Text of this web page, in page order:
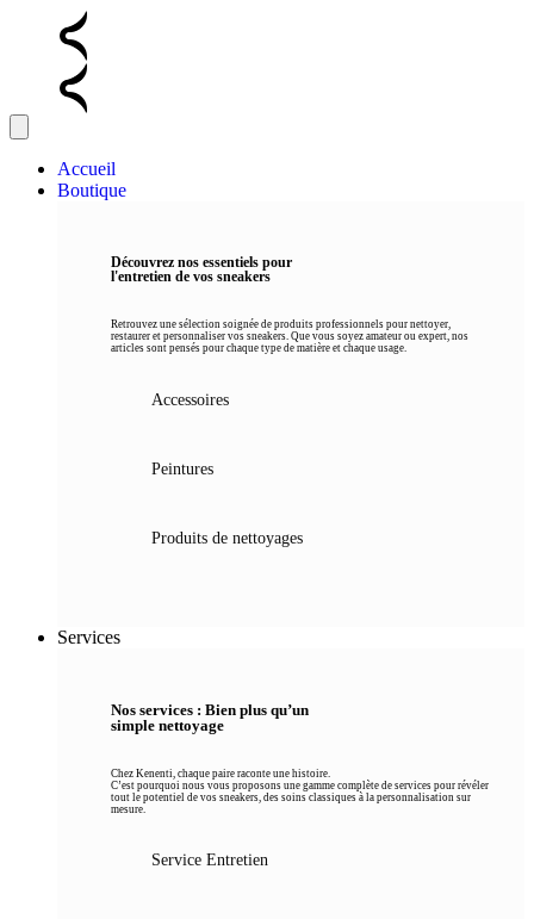
Accueil
Boutique
Découvrez nos essentiels pour
l'entretien de vos sneakers
Retrouvez une sélection soignée de produits professionnels pour nettoyer,
restaurer et personnaliser vos sneakers. Que vous soyez amateur ou expert, nos
articles sont pensés pour chaque type de matière et chaque usage.
Accessoires
Peintures
Produits de nettoyages
Services
Nos services : Bien plus qu’un
simple nettoyage
Chez Kenenti, chaque paire raconte une histoire.
C’est pourquoi nous vous proposons une gamme complète de services pour révéler
tout le potentiel de vos sneakers, des soins classiques à la personnalisation sur
mesure.
Service Entretien